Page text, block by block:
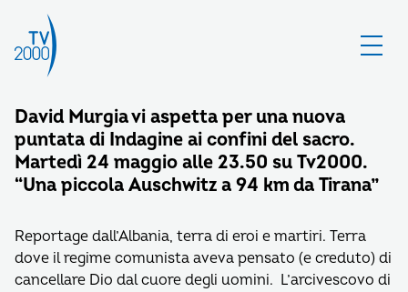
David Murgia vi aspetta per una nuova
puntata di Indagine ai confini del sacro.
Martedì 24 maggio alle 23.50 su Tv2000.
“Una piccola Auschwitz a 94 km da Tirana”
Reportage dall’Albania, terra di eroi e martiri. Terra
dove il regime comunista aveva pensato (e creduto) di
cancellare Dio dal cuore degli uomini. L’arcivescovo di